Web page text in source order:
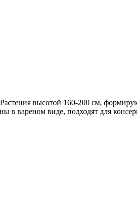
высотой 160-200 см,
в вареном виде, подходят для